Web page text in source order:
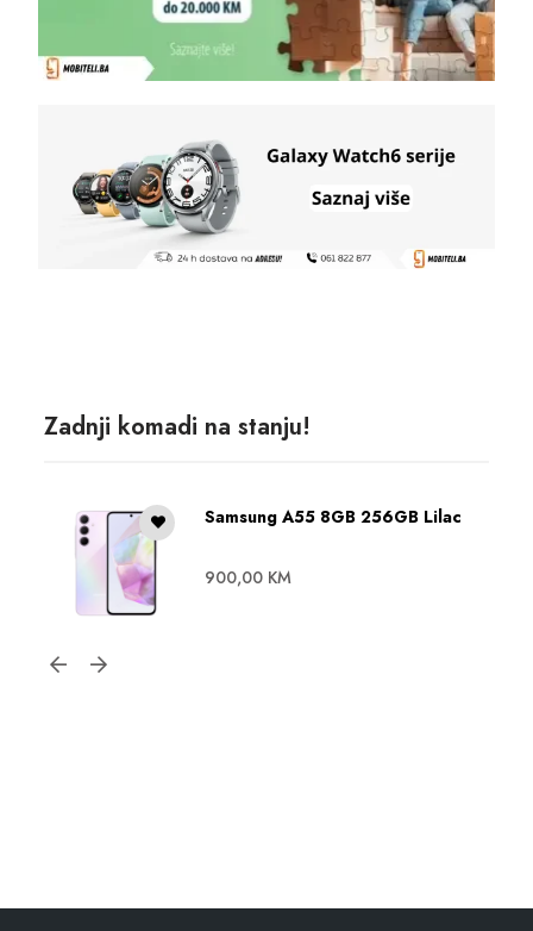
Zadnji komadi na stanju!
Samsung A55 8GB 256GB Lilac
900,00 KM